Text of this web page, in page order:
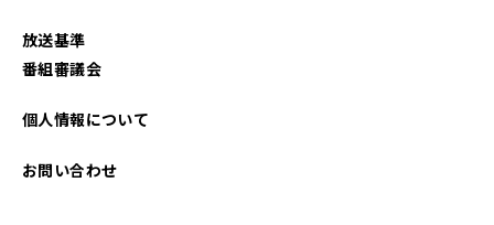
放送基準
番組審議会
個人情報について
お問い合わせ